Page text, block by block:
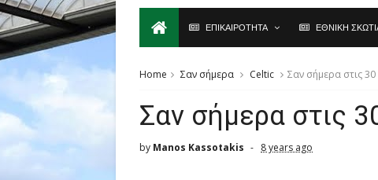
ΕΠΙΚΑΙΡΟΤΗΤΑ ΕΘΝΙΚΗ
Home Σαν σήμερα Celtic Σαν σήμερα στις
Σαν σήμερα στις
by Manos Kassotakis 8 years ago